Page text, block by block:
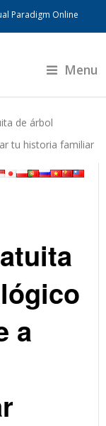
Paradigm Online
Menu
de árbol
tu historia familiar
a